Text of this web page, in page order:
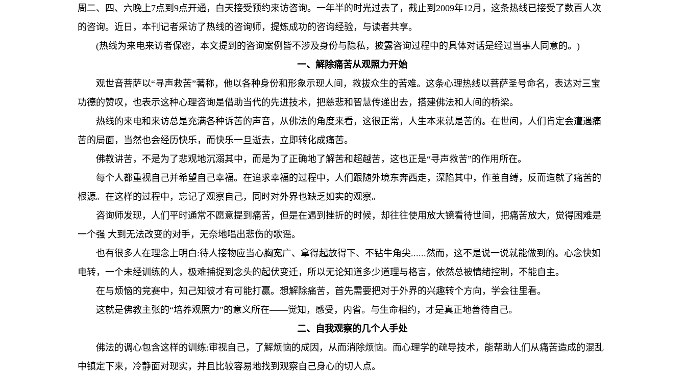
周二、四、六晚上7点到9点开通，白天接受预约来访咨询。一年半的时光过去了，截止到2009年12月，这条热线已接受了数百人次
的咨询。近日，本刊记者采访了热线的咨询师，提炼成功的咨询经验，与读者共享。
(热线为来电来访者保密，本文提到的咨询案例皆不涉及身份与隐私，披露咨询过程中的具体对话是经过当事人同意的。)
一、解除痛苦从观照力开始
观世音菩萨以“寻声救苦”著称，他以各种身份和形象示现人间，救拔众生的苦难。这条心理热线以菩萨圣号命名，表达对三宝
功德的赞叹，也表示这种心理咨询是借助当代的先进技术，把慈悲和智慧传递出去，搭建佛法和人间的桥梁。
热线的来电和来访总是充满各种诉苦的声音，从佛法的角度来看，这很正常，人生本来就是苦的。在世间，人们肯定会遭遇痛
苦的局面，当然也会经历快乐，而快乐一旦逝去，立即转化成痛苦。
佛教讲苦，不是为了悲观地沉溺其中，而是为了正确地了解苦和超越苦，这也正是“寻声救苦”的作用所在。
每个人都重视自己并希望自己幸福。在追求幸福的过程中，人们跟随外境东奔西走，深陷其中，作茧自缚，反而造就了痛苦的
根源。在这样的过程中，忘记了观察自己，同时对外界也缺乏如实的观察。
咨询师发现，人们平时通常不愿意提到痛苦，但是在遇到挫折的时候，却往往使用放大镜看待世间，把痛苦放大，觉得困难是
一个强 大到无法改变的对手，无奈地唱出悲伤的歌谣。
也有很多人在理念上明白:待人接物应当心胸宽广、拿得起放得下、不钻牛角尖......然而，这不是说一说就能做到的。心念快如
电转，一个未经训练的人，极难捕捉到念头的起伏变迁，所以无论知道多少道理与格言，依然总被情绪控制，不能自主。
在与烦恼的竞赛中，知己知彼才有可能打赢。想解除痛苦，首先需要把对于外界的兴趣转个方向，学会往里看。
这就是佛教主张的“培养观照力”的意义所在——觉知，感受，内省。与生命相约，才是真正地善待自己。
二、自我观察的几个人手处
佛法的调心包含这样的训练:审视自己，了解烦恼的成因，从而消除烦恼。而心理学的疏导技术，能帮助人们从痛苦造成的混乱
中镇定下来，冷静面对现实，并且比较容易地找到观察自己身心的切人点。